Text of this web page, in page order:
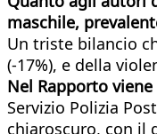
maschile,
Un triste bilancio
(-17%), e della
Nel Rapporto
Servizio Polizia
chiaroscuro, con il